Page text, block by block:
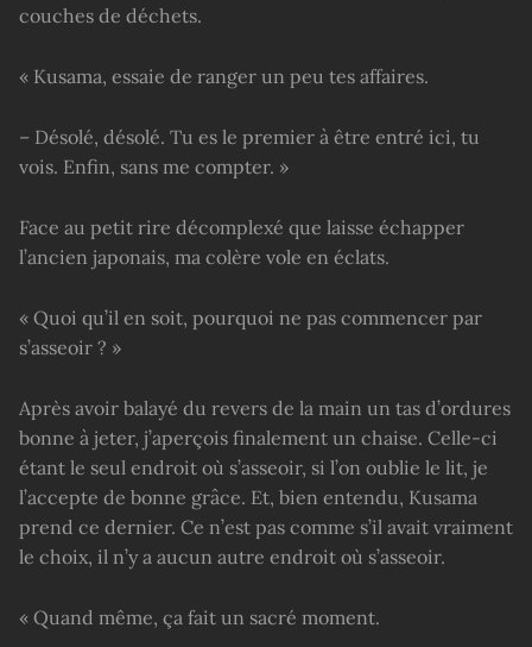
couches de déchets.
« Kusama, essaie de ranger un peu tes affaires.
– Désolé, désolé. Tu es le premier à être entré ici, tu
vois. Enfin, sans me compter. »
Face au petit rire décomplexé que laisse échapper
l’ancien japonais, ma colère vole en éclats.
« Quoi qu’il en soit, pourquoi ne pas commencer par
s’asseoir ? »
Après avoir balayé du revers de la main un tas d’ordures
bonne à jeter, j’aperçois finalement un chaise. Celle-ci
étant le seul endroit où s’asseoir, si l’on oublie le lit, je
l’accepte de bonne grâce. Et, bien entendu, Kusama
prend ce dernier. Ce n’est pas comme s’il avait vraiment
le choix, il n’y a aucun autre endroit où s’asseoir.
« Quand même, ça fait un sacré moment.